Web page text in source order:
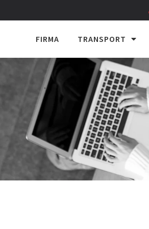
FIRMA TRANSPORT